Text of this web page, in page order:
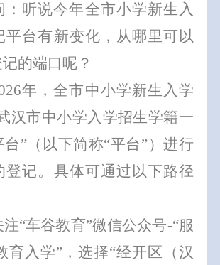
：听说今年全市小学新生入
平台有新变化，从哪里可以
的端口呢？
6年，全市中小学新生入学
汉市中小学入学招生学籍一
台”（以下简称“平台”）进行
登记。具体可通过 以下路径
注“车谷教育”微信公众号-“服
育入学”，选择“经开区（汉